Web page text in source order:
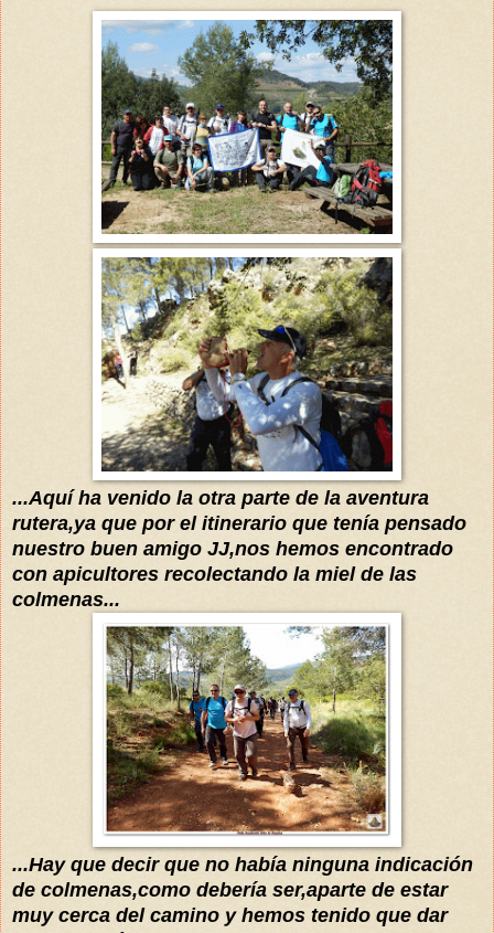
...Aquí ha venido la otra parte de la aventura
rutera,ya que por elitinerario que tenía pensado
nuestro buen amigo JJ,nos hemos encontrado
con apicultores recolectando la miel de las
colmenas...
...Hay que decir que no había ninguna indicación
de colmenas,como debería ser,aparte de estar
muy cerca del camino y hemos tenido que dar